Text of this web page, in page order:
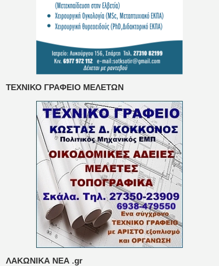
ΤΕΧΝΙΚΟ ΓΡΑΦΕΙΟ ΜΕΛΕΤΩΝ
ΛΑΚΩΝΙΚΑ ΝΕΑ .gr